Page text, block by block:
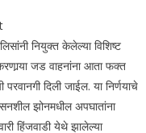
नियुक्त केलेल्या विशिष्ट
जड वाहनांना आता फक्त
दिली जाईल. या निर्णयाचे
झोनमधील अपघातांना
हिंजवाडी येथे झालेल्या